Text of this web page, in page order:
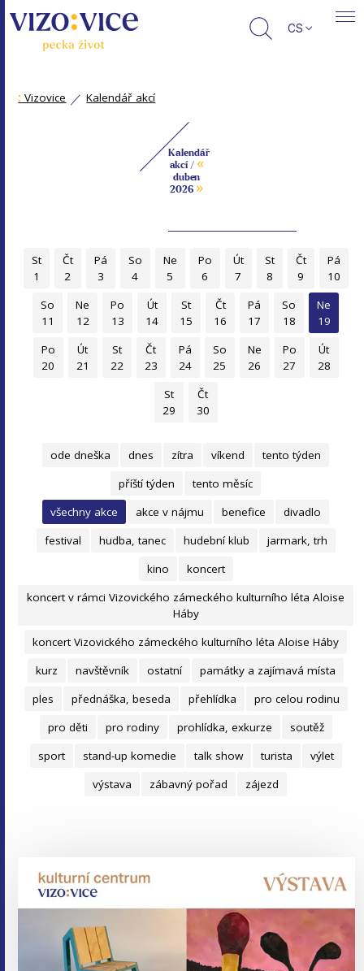
CS
: Vizovice Kalendář akcí
Kalendář
akcí / «
duben
2026 »
St
1
Čt
2
Pá
3
So
4
Ne
5
Po
6
Út
7
St
8
Čt
9
Pá
10
So
11
Ne
12
Po
13
Út
14
St
15
Čt
16
Pá
17
So
18
Ne
19
Po
20
Út
21
St
22
Čt
23
Pá
24
So
25
Ne
26
Po
27
Út
28
St
29
Čt
30
ode dneška dnes zítra víkend
tento týden
příští týden
tento měsíc
všechny akce
akce v nájmu benefice
divadlo
festival
hudba, tanec hudební klub
jarmark, trh
kino
koncert
koncert v rámci Vizovického zámeckého kulturního léta Aloise
Háby
koncert Vizovického zámeckého kulturního léta Aloise Háby
kurz
navštěvník ostatní
památky a zajímavá místa
ples
přednáška, beseda přehlídka
pro celou rodinu
pro děti
pro rodiny prohlídka, exkurze
soutěž
sport
stand-up komedie talk show turista
výlet
výstava
zábavný pořad zájezd